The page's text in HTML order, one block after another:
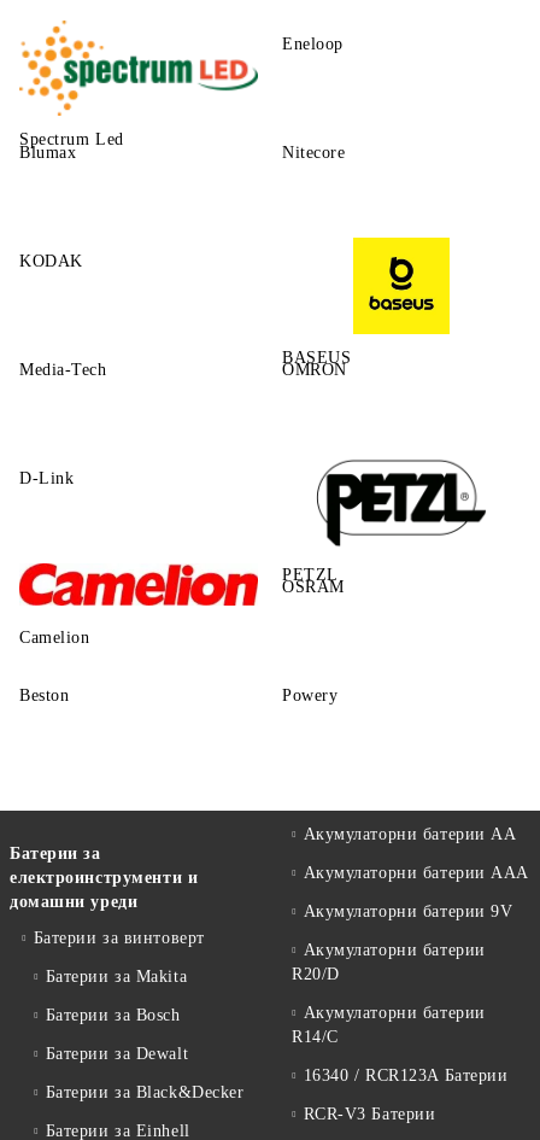
Spectrum Led
Eneloop
Blumax Nitecore
KODAK
BASEUS
Media-Tech OMRON
D-Link
PETZL
Camelion
OSRAM
Beston Powery
Батерии за
електроинструменти и
домашни уреди
Батерии за винтоверт
Батерии за Makita
Батерии за Bosch
Батерии за Dewalt
Батерии за Black&Decker
Батерии за Einhell
Акумулаторни батерии АА
Акумулаторни батерии AAA
Акумулаторни батерии 9V
Акумулаторни батерии
R20/D
Акумулаторни батерии
R14/C
16340 / RCR123A Батерии
RCR-V3 Батерии